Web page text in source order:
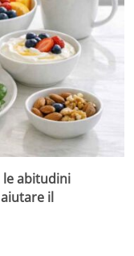
le abitudini
il